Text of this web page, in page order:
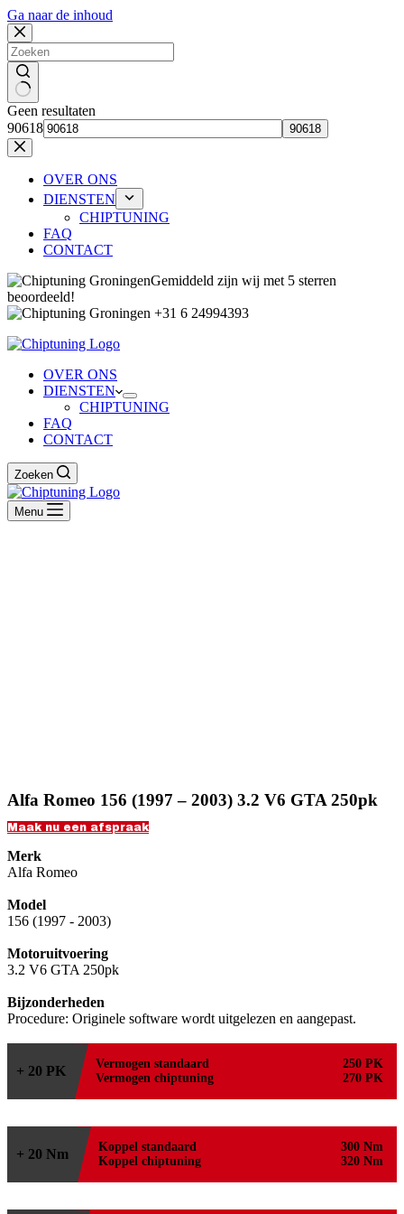
Ga naar de inhoud
Geen resultaten
90618
OVER ONS
DIENSTEN
CHIPTUNING
FAQ
CONTACT
Gemiddeld zijn wij met 5 sterren
beoordeeld!
+31 6 24994393
OVER ONS
DIENSTEN
CHIPTUNING
FAQ
CONTACT
Zoeken
Menu
Alfa Romeo 156 (1997 – 2003) 3.2 V6 GTA 250pk
Maak nu een afspraak
Merk
Alfa Romeo
Model
156 (1997 - 2003)
Motoruitvoering
3.2 V6 GTA 250pk
Bijzonderheden
Procedure: Originele software wordt uitgelezen en aangepast.
+ 20 PK Vermogen standaard
250 PK
Vermogen chiptuning
270 PK
+ 20 Nm Koppel standaard
300 Nm
Koppel chiptuning
320 Nm